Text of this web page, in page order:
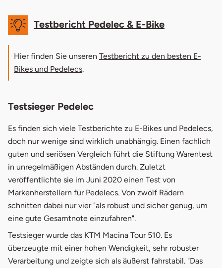
Testbericht Pedelec & E-Bike
Hier finden Sie unseren Testbericht zu den besten E-
Bikes und Pedelecs.
Testsieger Pedelec
Es finden sich viele Testberichte zu E-Bikes und Pedelecs,
doch nur wenige sind wirklich unabhängig. Einen fachlich
guten und seriösen Vergleich führt die Stiftung Warentest
in unregelmäßigen Abständen durch. Zuletzt
veröffentlichte sie im Juni 2020 einen Test von
Markenherstellern für Pedelecs. Von zwölf Rädern
schnitten dabei nur vier "als robust und sicher genug, um
eine gute Gesamtnote einzufahren".
Testsieger wurde das KTM Macina Tour 510. Es
überzeugte mit einer hohen Wendigkeit, sehr robuster
Verarbeitung und zeigte sich als äußerst fahrstabil. "Das